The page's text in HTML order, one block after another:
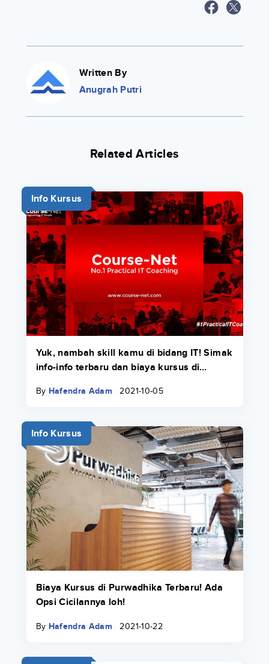
Written By
Anugrah Putri
Related Articles
Info Kursus
Yuk, nambah skill kamu di bidang IT! Simak
info-info terbaru dan biaya kursus di
By Hafendra Adam 2021-10-05
Info Kursus
Biaya Kursus di Purwadhika Terbaru! Ada
Opsi Cicilannya loh!
By Hafendra Adam 2021-10-22